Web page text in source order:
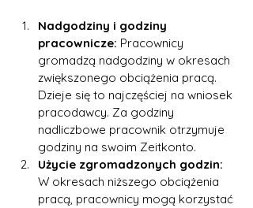
Nadgodziny i godziny
pracownicze: Pracownicy
gromadzą nadgodziny w okresach
zwiększonego obciążenia pracą.
Dzieje się to najczęściej na wniosek
pracodawcy. Za godziny
nadliczbowe pracownik otrzymuje
godziny na swoim Zeitkonto.
Użycie zgromadzonych godzin:
W okresach niższego obciążenia
pracą, pracownicy mogą korzystać